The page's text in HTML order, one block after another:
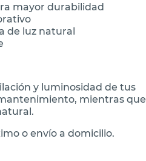
mayor durabilidad
de luz natural
y luminosidad de tus
mientras que
o envío a domicilio.